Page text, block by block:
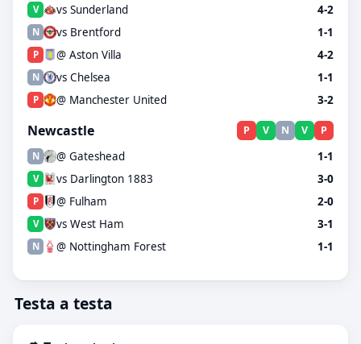
V vs Sunderland 4-2
N vs Brentford 1-1
P @ Aston Villa 4-2
N vs Chelsea 1-1
P @ Manchester United 3-2
Newcastle P V N V P
N @ Gateshead 1-1
V vs Darlington 1883 3-0
P @ Fulham 2-0
V vs West Ham 3-1
N @ Nottingham Forest 1-1
Testa a testa